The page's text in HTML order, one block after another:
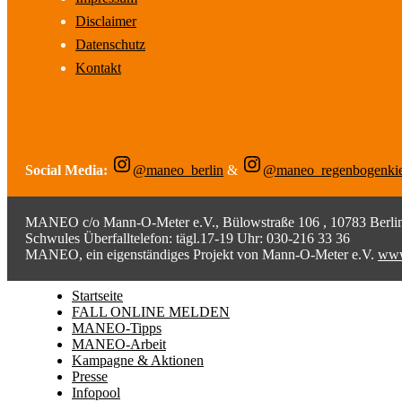
Disclaimer
Datenschutz
Kontakt
Social Media: @maneo_berlin &
MANEO c/o Mann-O-Meter e.V., Bülowstraße 106 , 10783
Schwules Überfalltelefon: tägl.17-19 Uhr: 030-216 33 36
MANEO, ein eigenständiges Projekt von Mann-O-Meter e.V.
Startseite
FALL ONLINE MELDEN
MANEO-Tipps
MANEO-Arbeit
Kampagne & Aktionen
Presse
Infopool